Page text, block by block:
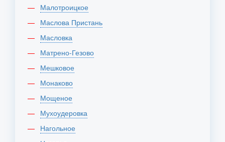
Малотроицкое
Маслова Пристань
Масловка
Матрено-Гезово
Мешковое
Монаково
Мощеное
Мухоудеровка
Нагольное